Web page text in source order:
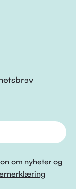
om nyheter og